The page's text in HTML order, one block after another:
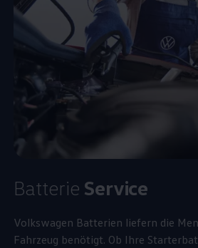
Batterie Service
Volkswagen Batterien liefern die
Fahrzeug benötigt. Ob Ihre